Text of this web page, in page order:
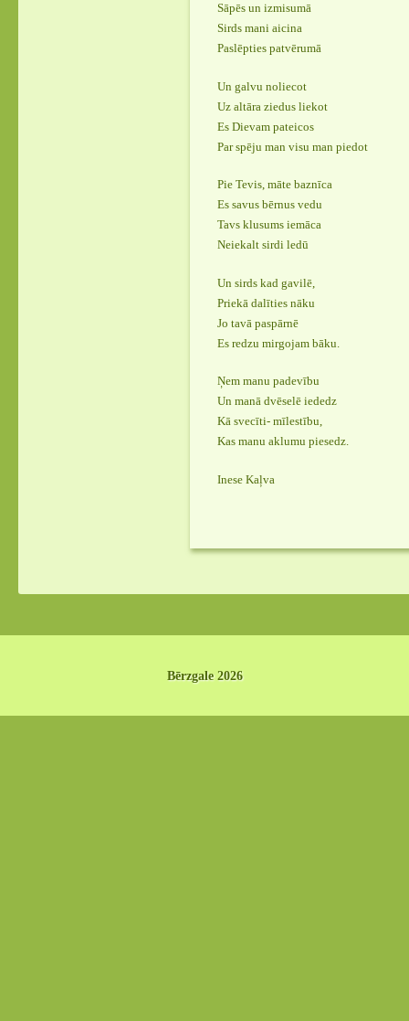
Sāpēs un izmisumā
Sirds mani aicina
Paslēpties patvērumā
Un galvu noliecot
Uz altāra ziedus liekot
Es Dievam pateicos
Par spēju man visu man piedot
Pie Tevis, māte baznīca
Es savus bērnus vedu
Tavs klusums iemāca
Neiekalt sirdi ledū
Un sirds kad gavilē,
Priekā dalīties nāku
Jo tavā paspārnē
Es redzu mirgojam bāku.
Ņem manu padevību
Un manā dvēselē iededz
Kā svecīti- mīlestību,
Kas manu aklumu piesedz.
Inese Kaļva
Bērzgale 2026